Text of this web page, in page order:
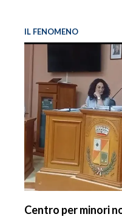
IL FENOMENO
Centro per minori